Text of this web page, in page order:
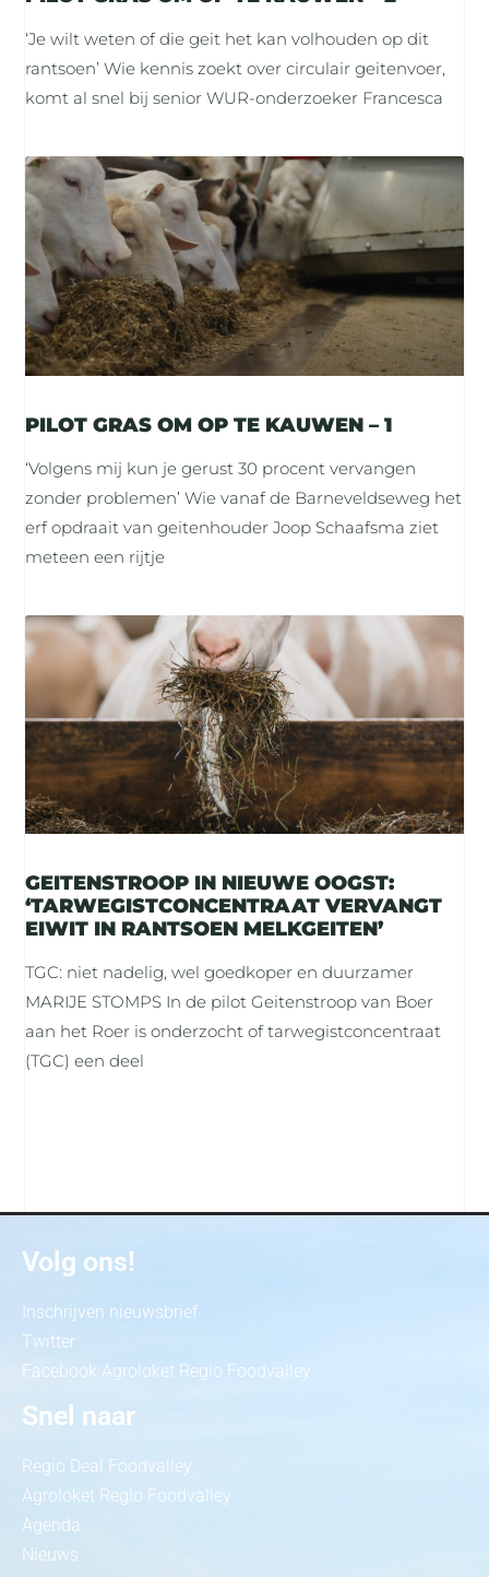
‘Je wilt weten of die geit het kan volhouden op dit
rantsoen’ Wie kennis zoekt over circulair geitenvoer,
komt al snel bij senior WUR-onderzoeker Francesca
PILOT GRAS OM OP TE KAUWEN – 1
‘Volgens mij kun je gerust 30 procent vervangen
zonder problemen’ Wie vanaf de Barneveldseweg het
erf opdraait van geitenhouder Joop Schaafsma ziet
meteen een rijtje
GEITENSTROOP IN NIEUWE OOGST:
‘TARWEGISTCONCENTRAAT VERVANGT
EIWIT IN RANTSOEN MELKGEITEN’
TGC: niet nadelig, wel goedkoper en duurzamer
MARIJE STOMPS In de pilot Geitenstroop van Boer
aan het Roer is onderzocht of tarwegistconcentraat
(TGC) een deel
Volg ons!
Inschrijven nieuwsbrief
Twitter
Facebook Agroloket Regio Foodvalley
Snel naar
Regio Deal Foodvalley
Agroloket Regio Foodvalley
Agenda
Nieuws